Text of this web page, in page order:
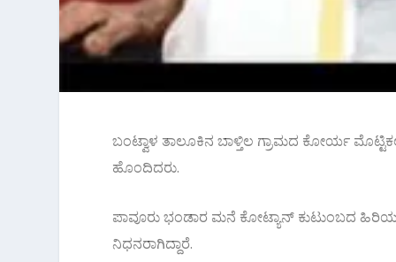
ಬಂಟ್ವಾಳ ತಾಲೂಕಿನ ಬಾಳ್ತಿಲ ಗ್ರಾಮದ ಕೋರ್ಯ
ಹೊಂದಿದರು.
ಪಾವೂರು ಭಂಡಾರ ಮನೆ ಕೋಟ್ಯಾನ್ ಕುಟುಂಬದ
ನಿಧನರಾಗಿದ್ದಾರೆ.